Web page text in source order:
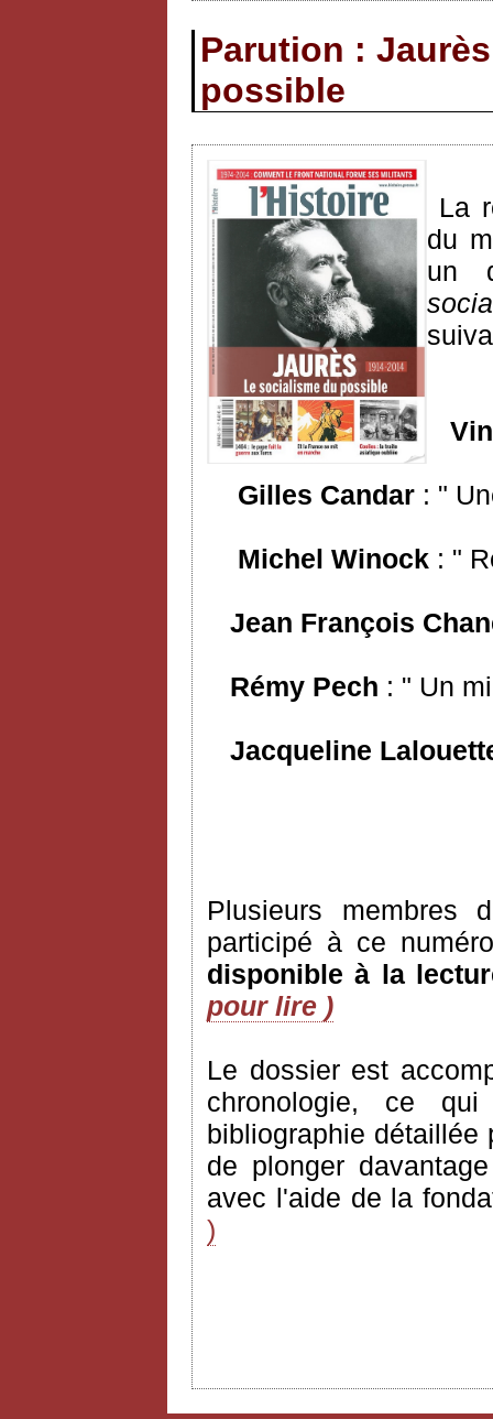
Parution :
possible
La
du
un
Gilles Candar : "
Michel Winock : "
Jean François
Rémy Pech : " Un
Jacqueline
Plusieurs membres
participé à ce
disponible à la
pour lire )
Le dossier est
chronologie, ce
bibliographie détaillée
de plonger
avec l'aide de la
)